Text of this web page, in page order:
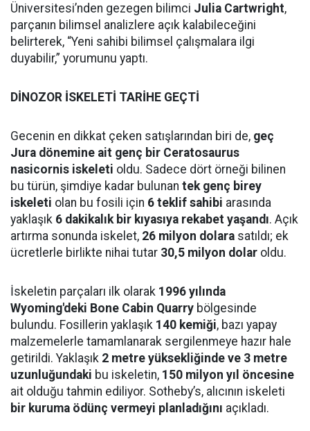
Üniversitesi’nden gezegen bilimci Julia Cartwright,
parçanın bilimsel analizlere açık kalabileceğini
belirterek, “Yeni sahibi bilimsel çalışmalara ilgi
duyabilir,” yorumunu yaptı.
DİNOZOR İSKELETİ TARİHE GEÇTİ
Gecenin en dikkat çeken satışlarından biri de, geç
Jura dönemine ait genç bir Ceratosaurus
nasicornis iskeleti oldu. Sadece dört örneği bilinen
bu türün, şimdiye kadar bulunan tek genç birey
iskeleti olan bu fosili için 6 teklif sahibi arasında
yaklaşık 6 dakikalık bir kıyasıya rekabet yaşandı. Açık
artırma sonunda iskelet, 26 milyon dolara satıldı; ek
ücretlerle birlikte nihai tutar 30,5 milyon dolar oldu.
İskeletin parçaları ilk olarak 1996 yılında
Wyoming'deki Bone Cabin Quarry bölgesinde
bulundu. Fosillerin yaklaşık 140 kemiği, bazı yapay
malzemelerle tamamlanarak sergilenmeye hazır hale
getirildi. Yaklaşık 2 metre yüksekliğinde ve 3 metre
uzunluğundaki bu iskeletin, 150 milyon yıl öncesine
ait olduğu tahmin ediliyor. Sotheby’s, alıcının iskeleti
bir kuruma ödünç vermeyi planladığını açıkladı.